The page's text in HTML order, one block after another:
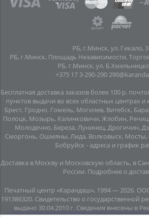
РБ, г.Минск, ул. Гикало, 3
РБ, г.Минск, Площадь Независимости,
РБ, г.Минск, ул.
+375 17 3-290-290
Бесплатная доставка заказов более 100 р.
пунктов выдачи во всех областных центрах
Брест, Гродно, Гомель, Могилев, Витебск,
Полоцк, Мозырь, Калинковичи, Жлобин,
Молодечно, Береза, Лунинец, Дрогичин,
Сморгонь, Ошмяны, Лида, Волковыск, Мосты,
Бобруйск - адреса и график
Доставка в Москву и Московскую область, в
Росcии. Подробнее о
Печатный центр «Карандаш», 1994 — 2026.
191386320. Свидетельство о государственной
выдано 30.04.2010 г. Сведения внесены в